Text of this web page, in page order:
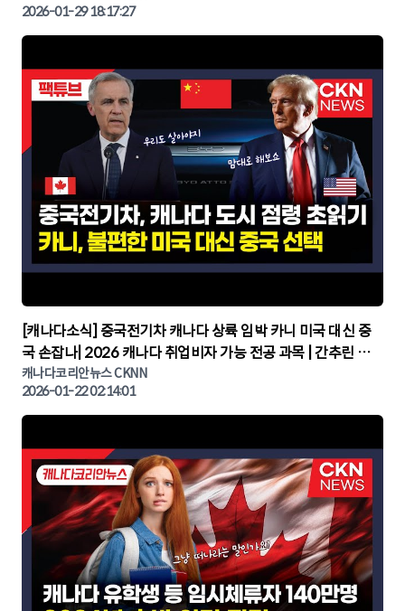
2026-01-29 18:17:27
▶
[캐나다소식] 중국전기차 캐나다 상륙 임박 카니 미국 대신 중
국 손잡나| 2026 캐나다 취업비자 가능 전공 과목 | 간추린 캐
나다뉴스 | CKNNEWS, 캐나다코리안뉴스
캐나다코리안뉴스 CKNN
2026-01-22 02:14:01